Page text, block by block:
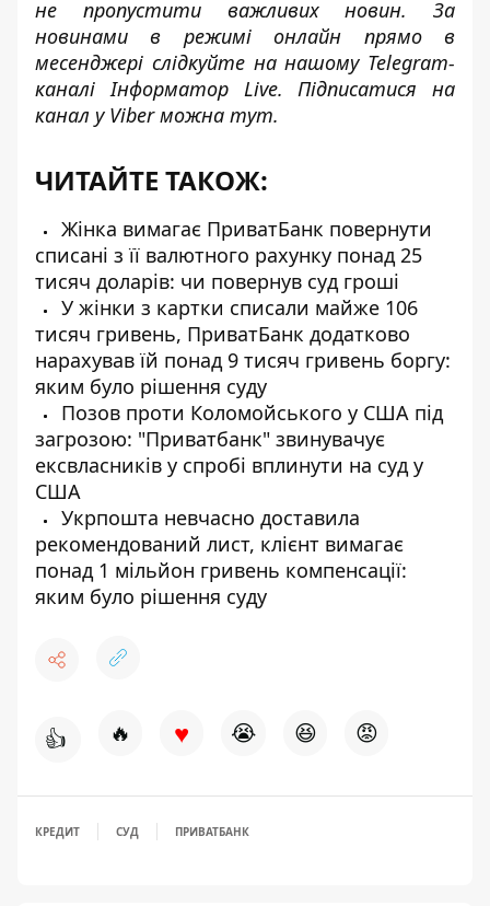
не пропустити важливих новин. За
новинами в режимі онлайн прямо в
месенджері слідкуйте на нашому Telegram-
каналіІнформатор Live. Підписатися на
канал у Viber можна тут.
ЧИТАЙТЕ ТАКОЖ:
Жінка вимагає ПриватБанк повернути
списані з її валютного рахунку понад 25
тисяч доларів: чи повернув суд гроші
У жінки з картки списали майже 106
тисяч гривень, ПриватБанк додатково
нарахував їй понад 9 тисяч гривень боргу:
яким було рішення суду
Позов проти Коломойського у США під
загрозою: "Приватбанк" звинувачує
ексвласників у спробі вплинути на суд у
США
Укрпошта невчасно доставила
рекомендований лист, клієнт вимагає
понад 1 мільйон гривень компенсації:
яким було рішення суду
👍 🔥 ♥ 😭 😆 😡
КРЕДИТ СУД ПРИВАТБАНК